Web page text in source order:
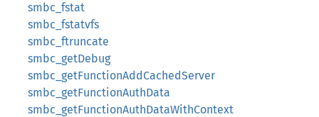
smbc_fstat
smbc_fstatvfs
smbc_ftruncate
smbc_getDebug
smbc_getFunctionAddCachedServer
smbc_getFunctionAuthData
smbc_getFunctionAuthDataWithContext